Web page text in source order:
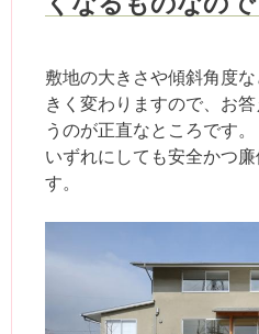
敷地の大きさや傾斜角度
きく変わりますので、お
うのが正直なところです。
いずれにしても安全かつ
す。